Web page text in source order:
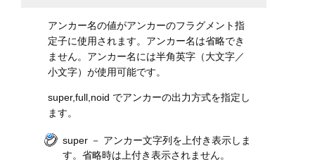
アンカー名の値がアンカーのフラグメント指
定子に使用されます。アンカー名は省略でき
ません。アンカー名には半角英字（大文字／
小文字）が使用可能です。
super,full,noid でアンカーの出力方式を指定し
ます。
super － アンカー文字列を上付き表示しま
す。省略時は上付き表示されません。